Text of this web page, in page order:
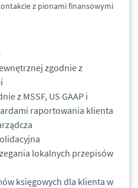
z pionami finansowymi
zgodnie z
z MSSF, US GAAP i
raportowania klienta
lokalnych przepisów
księgowych dla klienta w